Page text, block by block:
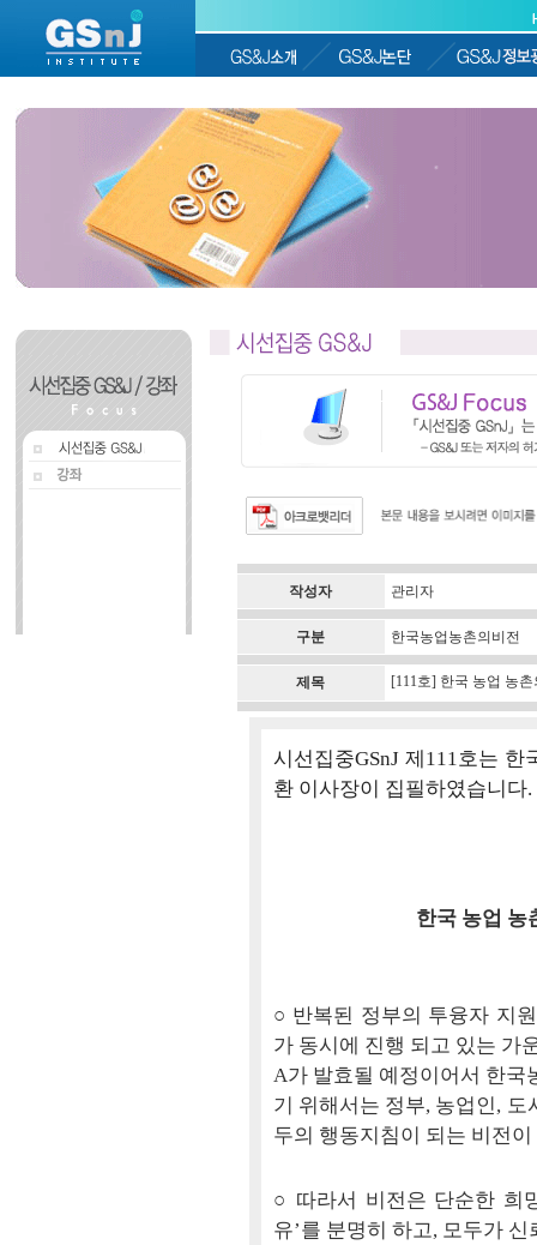
작성자 관리자
구분 한국농업농촌의비전
제목 [111호] 한국 농업 농
시선집중GSnJ 제111호는
환 이사장이 집필하였습니다.
한국 농업 농
○ 반복된 정부의 투융자 지
가 동시에 진행 되고 있는 가
A가 발효될 예정이어서 한국
기 위해서는 정부, 농업인,
두의 행동지침이 되는 비전
○ 따라서 비전은 단순한 희
유’를 분명히 하고, 모두가